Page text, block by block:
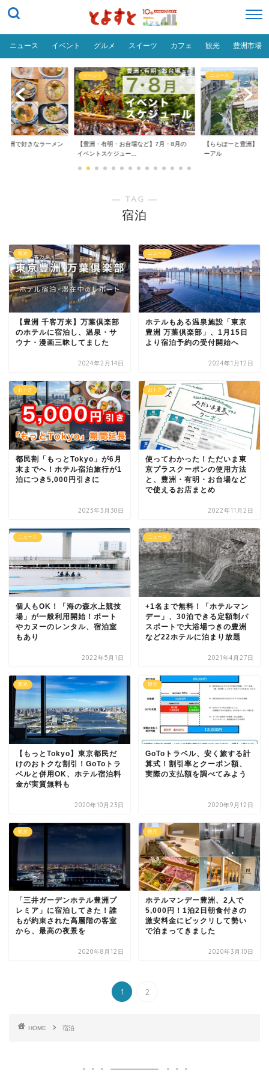
ニュース イベント グルメ スイーツ カフェ 観光 豊洲市場
豊洲で好きなラーメン
イベント
【豊洲・有明・お台場など】7月・8月の
イベントスケジュー...
ニュース
【ららぽーと豊洲】
ーアル
― TAG ―
宿泊
観光
【豊洲 千客万来】万葉倶楽部
のホテルに宿泊し、温泉・サ
ウナ・漫画三昧してました
2024年2月14日
ニュース
ホテルもある温泉施設「東京
豊洲 万葉倶楽部」、1月15日
より宿泊予約の受付開始へ
2024年1月12日
おトク
都民割「もっとTokyo」が6月
末までへ！ホテル宿泊旅行が1
泊につき5,000円引きに
2023年3月30日
おトク
使ってわかった！ただいま東
京プラスクーポンの使用方法
と、豊洲・有明・お台場など
で使えるお店まとめ
2022年11月2日
ニュース
個人もOK！「海の森水上競技
場」が一般利用開始！ボート
やカヌーのレンタル、宿泊室
もあり
2022年5月1日
ニュース
+1名まで無料！「ホテルマン
デー」、30泊できる定額制パ
スポートで大浴場つきの豊洲
など22ホテルに泊まり放題
2021年4月27日
観光
【もっとTokyo】東京都民だ
けのおトクな割引！GoToトラ
ベルと併用OK、ホテル宿泊料
金が実質無料も
2020年10月23日
観光
GoToトラベル、安く旅する計
算式！割引率とクーポン額、
実際の支払額を調べてみよう
2020年9月12日
観光
「三井ガーデンホテル豊洲プ
レミア」に宿泊してきた！誰
もが約束された高層階の客室
から、最高の夜景を
2020年8月12日
観光
ホテルマンデー豊洲、2人で
5,000円！1泊2日朝食付きの
激安料金にビックリして勢い
で泊まってきました
2020年3月10日
1 2
HOME 宿泊